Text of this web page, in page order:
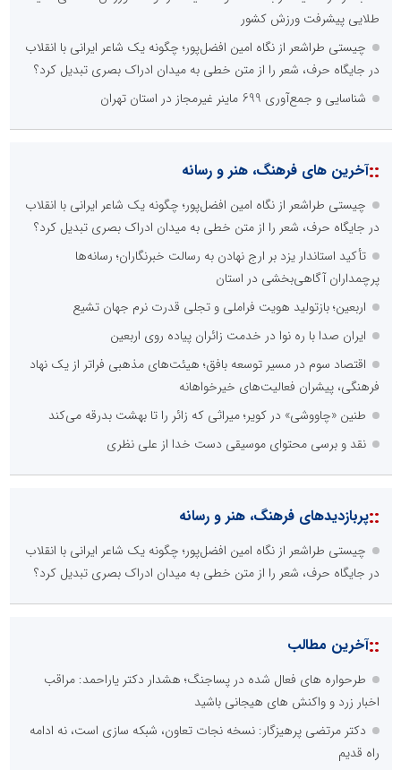
طلایی پیشرفت ورزش کشور
چیستی طراشعر از نگاه امین افضل‌پور؛ چگونه یک شاعر ایرانی با انقلاب
در جایگاه حرف، شعر را از متن خطی به میدان ادراک بصری تبدیل کرد؟
شناسایی و جمع‌آوری 699 ماینر غیرمجاز در استان تهران
::آخرین های فرهنگ، هنر و رسانه
چیستی طراشعر از نگاه امین افضل‌پور؛ چگونه یک شاعر ایرانی با انقلاب
در جایگاه حرف، شعر را از متن خطی به میدان ادراک بصری تبدیل کرد؟
تأکید استاندار یزد بر ارج نهادن به رسالت خبرنگاران؛ رسانه‌ها
پرچمداران آگاهی‌بخشی در استان
اربعین؛ بازتولید هویت فراملی و تجلی قدرت نرم جهان تشیع
ایران صدا با ره نوا در خدمت زائران پیاده روی اربعین
اقتصاد سوم در مسیر توسعه بافق؛ هیئت‌های مذهبی فراتر از یک نهاد
فرهنگی، پیشران فعالیت‌های خیرخواهانه
طنین «چاووشی» در کویر؛ میراثی که زائر را تا بهشت بدرقه می‌کند
نقد و برسی محتوای موسیقی دست خدا از علی نظری
::پربازدیدهای فرهنگ، هنر و رسانه
چیستی طراشعر از نگاه امین افضل‌پور؛ چگونه یک شاعر ایرانی با انقلاب
در جایگاه حرف، شعر را از متن خطی به میدان ادراک بصری تبدیل کرد؟
::آخرین مطالب
طرحواره های فعال شده در پساجنگ؛ هشدار دکتر یاراحمد: مراقب
اخبار زرد و واکنش های هیجانی باشید
دکتر مرتضی پرهیزگار: نسخه نجات تعاون، شبکه سازی است، نه ادامه
راه قدیم